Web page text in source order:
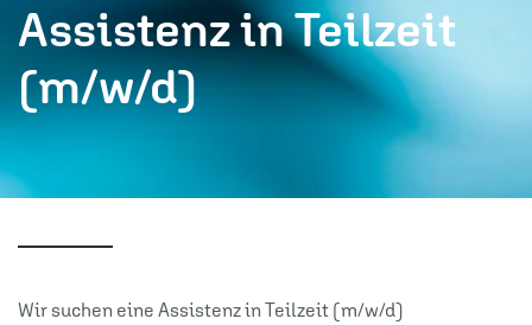
Assistenz in Teilzeit
(m/w/d)
Wir suchen eine Assistenz in Teilzeit (m/w/d)